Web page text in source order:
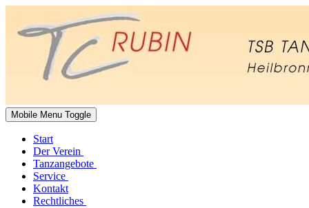
Mobile Menu Toggle
Start
Der Verein
Tanzangebote
Service
Kontakt
Rechtliches